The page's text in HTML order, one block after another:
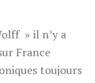
» il n’y a
France
toujours